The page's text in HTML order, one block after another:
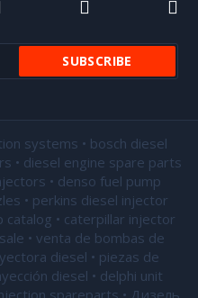
systems • bosch diesel
• diesel engine spare parts
• denso fuel pump
• perkins diesel injector
catalog • caterpillar injector
• venta de bombas de
diesel • piezas de
diesel • delphi unit
spareparts • Дизель